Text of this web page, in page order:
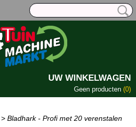
UW WINKELWAGEN
Geen producten (0)
> Bladhark - Profi met 20 verenstalen